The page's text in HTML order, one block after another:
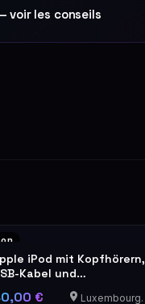
voir les conseils
iPod mit Kopfhörern,
Kabel und
€ Luxembourg-Cents